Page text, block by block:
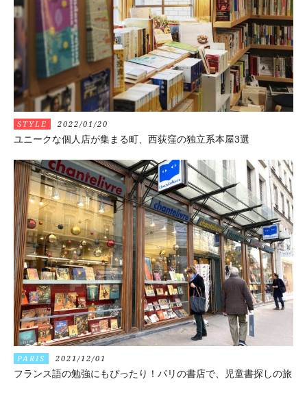
STYLE 2022/01/20
ユニークな個人店が集まる町、西荻窪の独立系本屋3選
PARIS 2021/12/01
フランス語の勉強にもぴったり！パリの書店で、児童書探しの旅